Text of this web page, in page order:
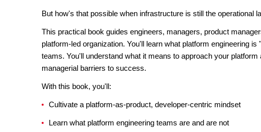
But how's that possible when infrastructure is still the operational
This practical book guides engineers, managers, product
platform-led organization. You'll learn what platform engineering
teams. You'll understand what it means to approach your
managerial barriers to success.
With this book, you'll:
Cultivate a platform-as-product, developer-centric mindset
Learn what platform engineering teams are and are not